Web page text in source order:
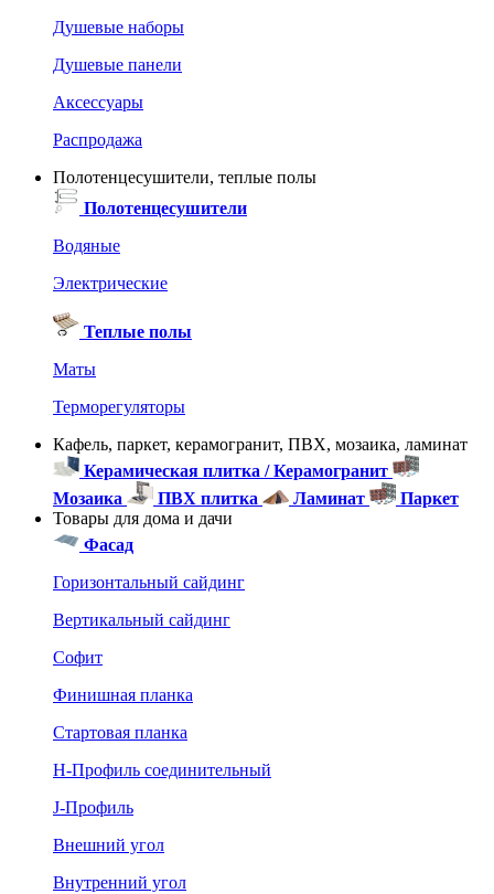
Душевые наборы
Душевые панели
Аксессуары
Распродажа
Полотенцесушители, теплые полы
Полотенцесушители
Водяные
Электрические
Теплые полы
Маты
Терморегуляторы
Кафель, паркет, керамогранит, ПВХ, мозаика, ламинат
Керамическая плитка / Керамогранит
Мозаика
ПВХ плитка Ламинат
Паркет
Товары для дома и дачи
Фасад
Горизонтальный сайдинг
Вертикальный сайдинг
Софит
Финишная планка
Стартовая планка
Н-Профиль соединительный
J-Профиль
Внешний угол
Внутренний угол